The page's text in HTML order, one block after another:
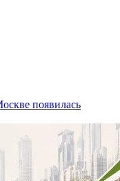
появилась